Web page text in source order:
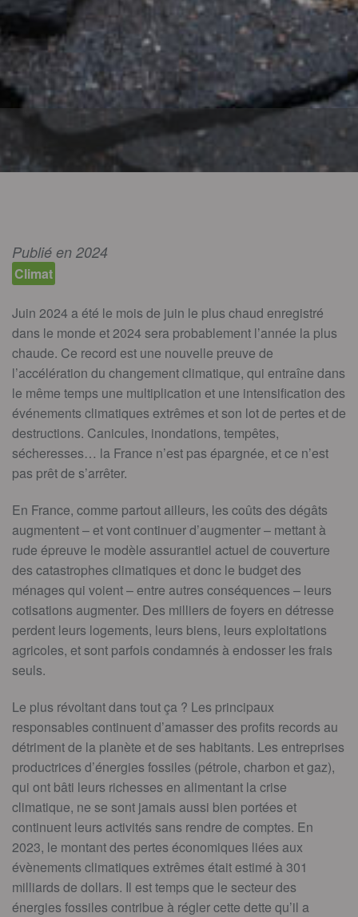
Publié en 2024
Climat
Juin 2024 a été le mois de juin le plus chaud enregistré
dans le monde et 2024 sera probablement l’année la plus
chaude. Ce record est une nouvelle preuve de
l’accélération du changement climatique, qui entraîne dans
le même temps une multiplication et une intensification des
événements climatiques extrêmes et son lot de pertes et de
destructions. Canicules, inondations, tempêtes,
sécheresses… la France n’est pas épargnée, et ce n’est
pas prêt de s’arrêter.
En France, comme partout ailleurs, les coûts des dégâts
augmentent – et vont continuer d’augmenter – mettant à
rude épreuve le modèle assurantiel actuel de couverture
des catastrophes climatiques et donc le budget des
ménages qui voient – entre autres conséquences – leurs
cotisations augmenter. Des milliers de foyers en détresse
perdent leurs logements, leurs biens, leurs exploitations
agricoles, et sont parfois condamnés à endosser les frais
seuls.
Le plus révoltant dans tout ça ? Les principaux
responsables continuent d’amasser des profits records au
détriment de la planète et de ses habitants. Les entreprises
productrices d’énergies fossiles (pétrole, charbon et gaz),
qui ont bâti leurs richesses en alimentant la crise
climatique, ne se sont jamais aussi bien portées et
continuent leurs activités sans rendre de comptes. En
2023, le montant des pertes économiques liées aux
évènements climatiques extrêmes était estimé à 301
milliards de dollars. Il est temps que le secteur des
énergies fossiles contribue à régler cette dette qu’il a